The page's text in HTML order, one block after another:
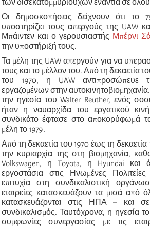
των δισεκατομμυριούχων ενάντια σε
Οι δημοσκοπήσεις δείχνουν ότι το
υποστηρίζει τους απεργούς της UAW
Μπάιντεν και ο γερουσιαστής Μπέρνι
την υποστήριξή τους.
Τα μέλη της UAW απεργούν για να
τους και το μέλλον του. Από τη δεκαετία
του 1970, η UAW αντιπροσώπευε
εργαζομένων στην
την ηγεσία του Walter Reuther, ενός
ήταν η ναυαρχίδα του εργατικού
συνδικάτο έφτασε στο αποκορύφωμά
μέλη το 1979.
Από τη δεκαετία του 1970 έως τη
την κυριαρχία της στη βιομηχανία,
Volkswagen, η Toyota, η Hyundai και
εργοστάσια στις Ηνωμένες Πολιτείες
επιτυχία στη συνδικαλιστική
εταιρείες κατασκευάζουν τα μισά από
κατασκευάζονται στις ΗΠΑ – και
συνδικαλισμός. Ταυτόχρονα, η ηγεσία
συμφωνίες συνεργασίας με τις